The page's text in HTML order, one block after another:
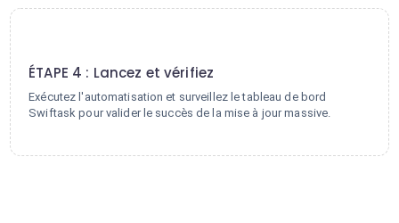
ÉTAPE 4 : Lancez et vérifiez
Exécutez l'automatisation et surveillez le tableau de bord
Swiftask pour valider le succès de la mise à jour massive.